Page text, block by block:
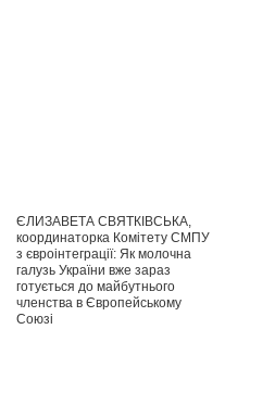
ЄЛИЗАВЕТА СВЯТКІВСЬКА,
координаторка Комітету СМПУ
з євроінтеграції: Як молочна
галузь України вже зараз
готується до майбутнього
членства в Європейському
Союзі